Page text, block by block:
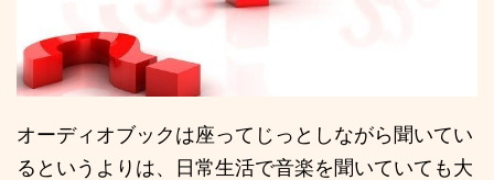
オーディオブックは座ってじっとしながら聞いてい
るというよりは、日常生活で音楽を聞いていても大